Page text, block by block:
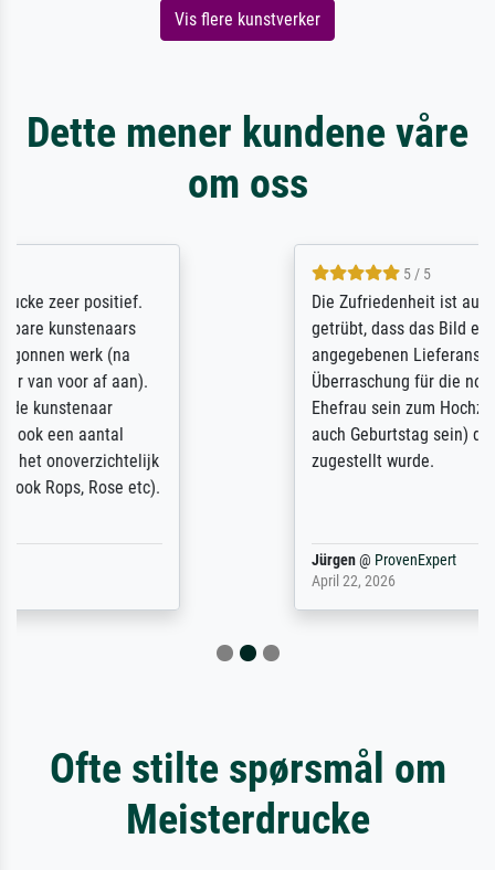
Vis flere kunstverker
Dette mener kundene våre
om oss
Die Zufriedenheit ist auch nicht dadurch
getrübt, dass das Bild entgegen einer
angegebenen Lieferanschrift (sollte eine
Überraschung für die normannische
Ehefrau sein zum Hochzeits- gleichzeitig
auch Geburtstag sein) doch nach zu Hause
zugestellt wurde.
Ofte stilte spørsmål om
Meisterdrucke